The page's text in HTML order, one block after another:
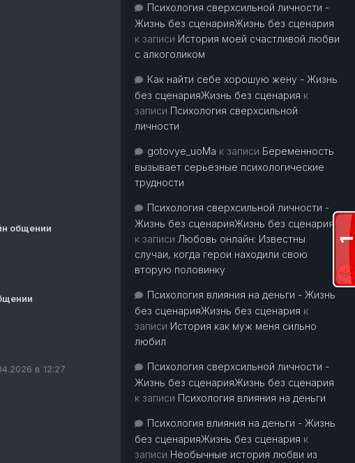
общении
в 12:27
Психология сверхсильной личности -
Жизнь без сценарияЖизнь без сценария
к записи История моей счастливой любви
с алкоголиком
Как найти себе хорошую жену - Жизнь
без сценарияЖизнь без сценария к
записи Психология сверхсильной
личности
gotovye_uoMa к записи Беременность
вызывает серьезные психологические
трудности
Психология сверхсильной личности -
Жизнь без сценарияЖизнь без сценария
к записи Любовь онлайн: Известны
случаи, когда герои находили свою
вторую половинку
Психология влияния на деньги - Жизнь
без сценарияЖизнь без сценария к
записи История как муж меня сильно
любил
Психология сверхсильной личности -
Жизнь без сценарияЖизнь без сценария
к записи Психология влияния на деньги
Психология влияния на деньги - Жизнь
без сценарияЖизнь без сценария к
записи Необычные история любви из